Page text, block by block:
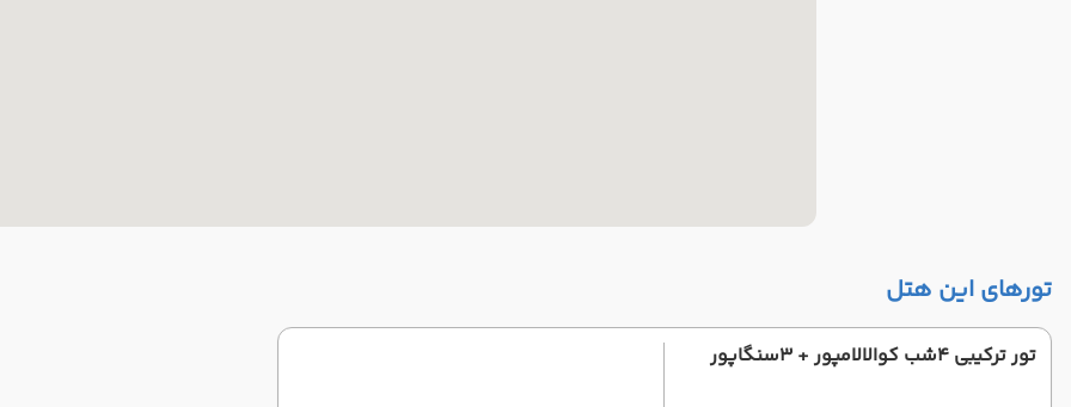
تورهای این هتل
تور ترکیبی 4شب کوالالامپور + 3سنگاپور